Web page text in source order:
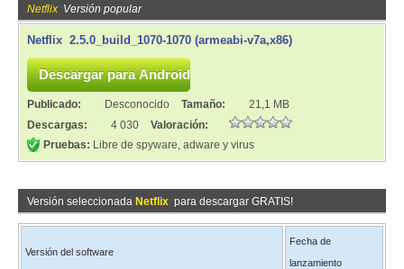
Netflix Versión popular
Netflix 2.5.0_build_1070-1070 (armeabi-v7a,x86)
Publicado: Desconocido Tamaño:
21,1 MB
Descargas:
4 030
Valoración:
Pruebas: Libre de spyware, adware y virus
Versión seleccionada Netflix para descargar GRATIS!
Versión del software
Fecha de
lanzamiento